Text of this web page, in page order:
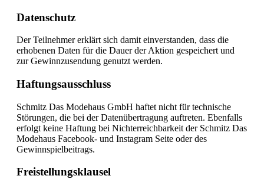
Datenschutz
Der Teilnehmer erklärt sich damit einverstanden, dass die
erhobenen Daten für die Dauer der Aktion gespeichert und
zur Gewinnzusendung genutzt werden.
Haftungsausschluss
Schmitz Das Modehaus GmbH haftet nicht für technische
Störungen, die bei der Datenübertragung auftreten. Ebenfalls
erfolgt keine Haftung bei Nichterreichbarkeit der Schmitz Das
Modehaus Facebook- und Instagram Seite oder des
Gewinnspielbeitrags.
Freistellungsklausel